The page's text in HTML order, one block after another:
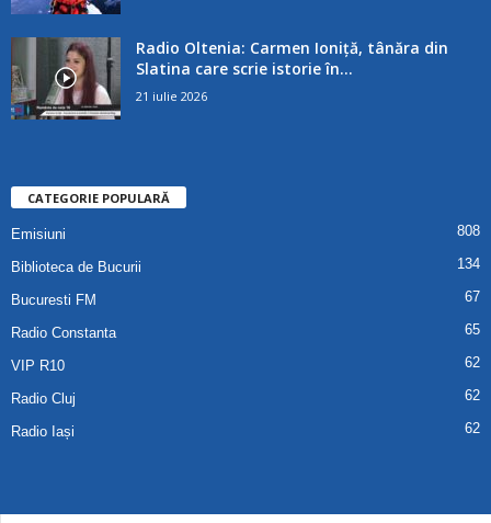
Radio Oltenia: Carmen Ioniță, tânăra din
Slatina care scrie istorie în...
21 iulie 2026
CATEGORIE POPULARĂ
Emisiuni 808
Biblioteca de Bucurii 134
Bucuresti FM 67
Radio Constanta 65
VIP R10 62
Radio Cluj 62
Radio Iași 62